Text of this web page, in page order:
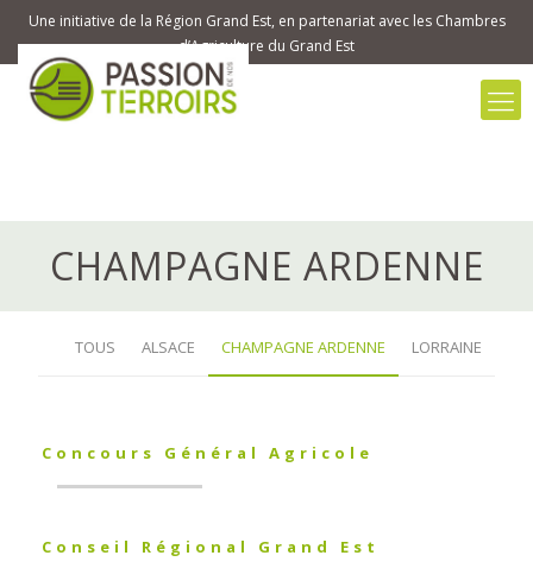
Une initiative de la Région Grand Est, en partenariat avec les Chambres
d’Agriculture du Grand Est
CHAMPAGNE ARDENNE
TOUS ALSACE CHAMPAGNE ARDENNE LORRAINE
Concours Général Agricole
Conseil Régional Grand Est